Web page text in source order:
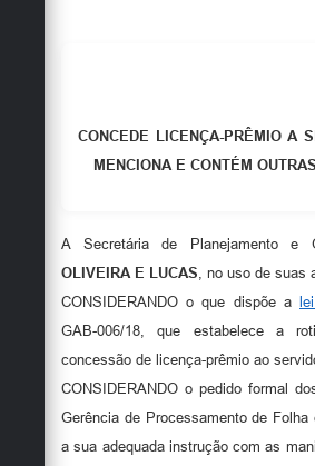
Galeria de Fotos
Enquete
Links
Telefones Úteis
Contato
Sala M. do Empreendedor
CONCEDE LICENÇA-PRÊMIO A
MENCIONA E CONTÉM
A Secretária de Planejamento e
OLIVEIRA E LUCAS, no uso de suas
CONSIDERANDO o que dispõe a
GAB-006/18, que estabelece a
concessão de licença-prêmio ao
CONSIDERANDO o pedido formal
Gerência de Processamento de
a sua adequada instrução com as